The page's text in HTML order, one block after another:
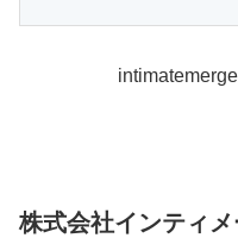
株式会社インティ